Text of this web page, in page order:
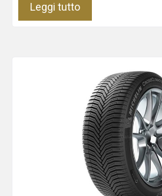
Leggi tutto